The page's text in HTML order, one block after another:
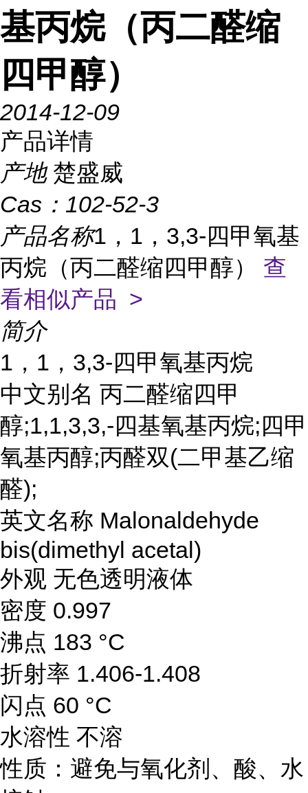
基丙烷（丙二醛缩
四甲醇）
2014-12-09
产品详情
产地 楚盛威
Cas： 102-52-3
产品名称1，1，3,3-四甲氧基
丙烷（丙二醛缩四甲醇） 查
看相似产品 >
简介
1，1，3,3-四甲氧基丙烷
中文别名 丙二醛缩四甲
醇;1,1,3,3,-四基氧基丙烷;四甲
氧基丙醇;丙醛双(二甲基乙缩
醛);
英文名称 Malonaldehyde
bis(dimethyl acetal)
外观 无色透明液体
密度 0.997
沸点 183 °C
折射率 1.406-1.408
闪点 60 °C
水溶性 不溶
性质：避免与氧化剂、酸、水